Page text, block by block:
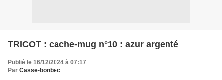
TRICOT : cache-mug n°10 : azur argenté
Publié le 16/12/2024 à 07:17
Par Casse-bonbec